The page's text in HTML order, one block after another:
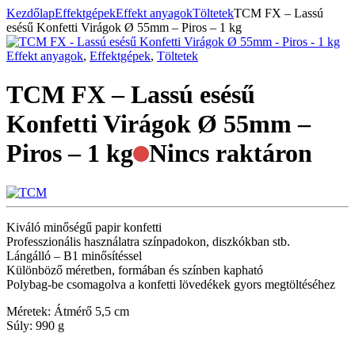
KezdőlapEffektgépekEffekt anyagokTöltetekTCM FX – Lassú
esésű Konfetti Virágok Ø 55mm – Piros – 1 kg
Effekt anyagok, Effektgépek, Töltetek
TCM FX – Lassú esésű
Konfetti Virágok Ø 55mm –
Piros – 1 kg Nincs raktáron
Kiváló minőségű papir konfetti
Professzionális használatra színpadokon, diszkókban stb.
Lángálló – B1 minősítéssel
Különböző méretben, formában és színben kapható
Polybag-be csomagolva a konfetti lövedékek gyors megtöltéséhez
Méretek: Átmérő 5,5 cm
Súly: 990 g